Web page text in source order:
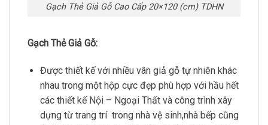
Gạch Thẻ Giả Gỗ Cao Cấp 20×120 (cm) TDHN
Gạch Thẻ Giả Gỗ:
Được thiết kế với nhiều vân giả gỗ tự nhiên khác
nhau trong một hộp cực đẹp phù hợp với hầu hết
các thiết kế Nội – Ngoại Thất và công trình xây
dựng từ trang trí trong nhà vệ sinh,nhà bếp cũng